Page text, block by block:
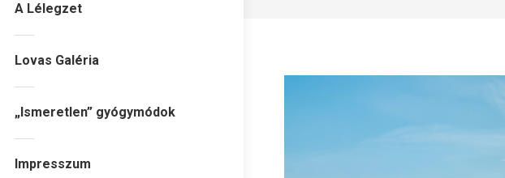
A Lélegzet
Lovas Galéria
„Ismeretlen” gyógymódok
Impresszum